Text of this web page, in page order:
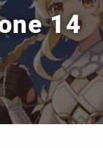
14